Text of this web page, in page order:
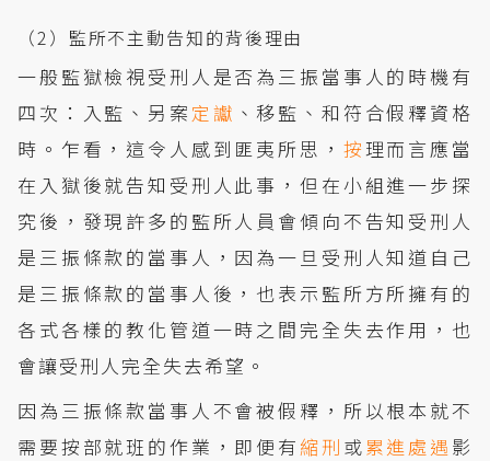
（2）監所不主動告知的背後理由
一般監獄檢視受刑人是否為三振當事人的時機有
四次：入監、另案 定讞 、移監、和符合假釋資格
時。乍看，這令人感到匪夷所思， 按理而言應當
在入獄後就告知受刑人此事，但在小組進一步探
究後，發現許多的監所人員會傾向不告知受刑人
是三振條款的當事人，因為一旦受刑人知道自己
是三振條款的當事人後，也表示監所方所擁有的
各式各樣的教化管道一時之間完全失去作用，也
會讓受刑人完全失去希望。
因為三振條款當事人不會被假釋，所以根本就不
需要按部就班的作業，即便有 縮刑 或 累進處遇 影